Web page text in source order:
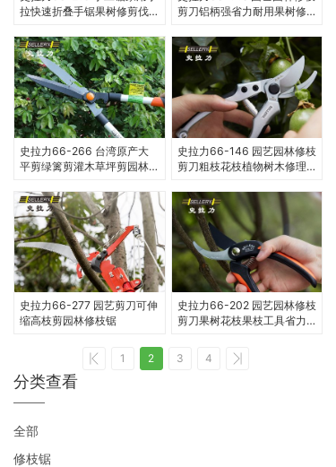
拉快速折叠手锯果树修剪伐
剪刀铝柄强省力耐用果树修
史拉力66-266 台湾原产大
平剪绿篱剪灌木草坪剪园林
史拉力66-146 园艺园林修枝
剪刀粗枝花枝植物树木修理
史拉力66-277 园艺剪刀可伸
缩高枝剪园林修枝锯
史拉力66-202 园艺园林修枝
剪刀果树花枝果枝工具省力
1
2 3 4
分类查看
全部
修枝锯